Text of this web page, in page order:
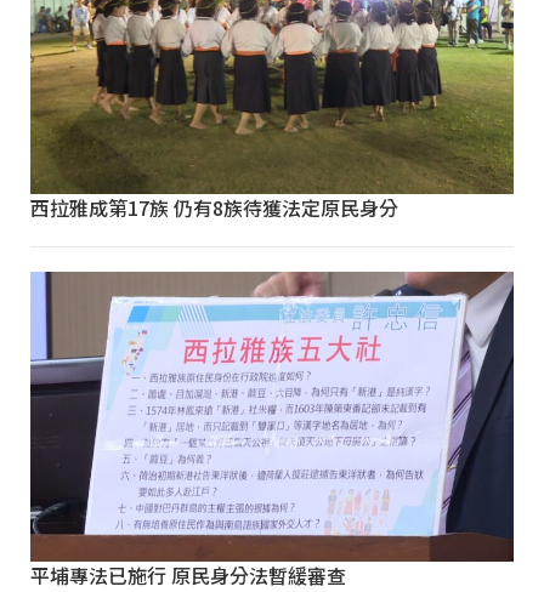
西拉雅成第17族 仍有8族待獲法定原民身分
平埔專法已施行 原民身分法暫緩審查